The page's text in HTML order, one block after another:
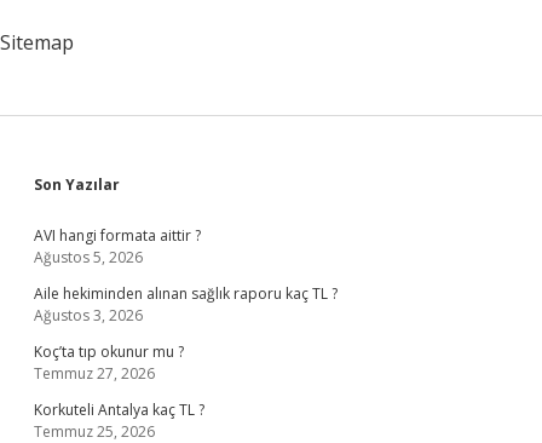
Sitemap
Sidebar
Son Yazılar
AVI hangi formata aittir ?
Ağustos 5, 2026
Aile hekiminden alınan sağlık raporu kaç TL ?
Ağustos 3, 2026
Koç’ta tıp okunur mu ?
Temmuz 27, 2026
Korkuteli Antalya kaç TL ?
Temmuz 25, 2026